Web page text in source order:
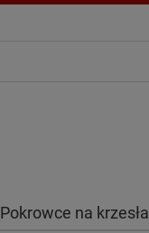
Pokrowce na krzesła